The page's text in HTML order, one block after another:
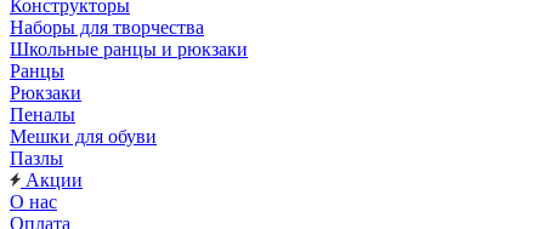
Конструкторы
Наборы для творчества
Школьные ранцы и рюкзаки
Ранцы
Рюкзаки
Пеналы
Мешки для обуви
Пазлы
Акции
О нас
Оплата